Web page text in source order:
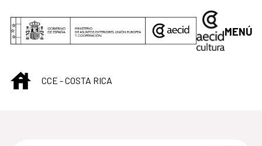
MENÚ
INICIO
CCE - COSTA RICA